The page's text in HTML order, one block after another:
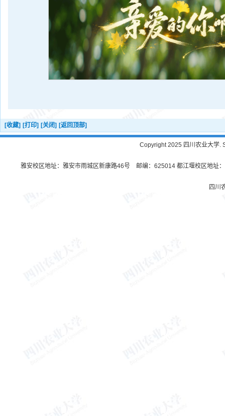
[收藏] [打印] [关闭] [返回顶部]
Copyright 2025 四川农业大学.
雅安校区地址：雅安市雨城区新康路46号 邮编：625014 都江堰校区地址
四川